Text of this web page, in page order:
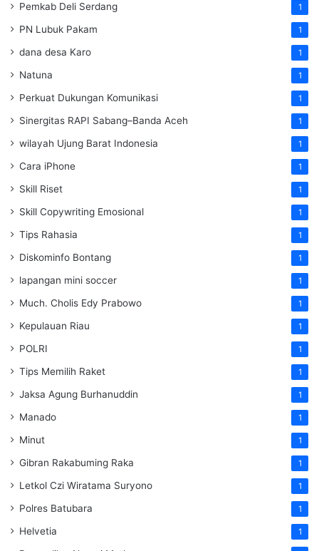
Pemkab Deli Serdang 1
PN Lubuk Pakam 1
dana desa Karo 1
Natuna 1
Perkuat Dukungan Komunikasi 1
Sinergitas RAPI Sabang–Banda Aceh 1
wilayah Ujung Barat Indonesia 1
Cara iPhone 1
Skill Riset 1
Skill Copywriting Emosional 1
Tips Rahasia 1
Diskominfo Bontang 1
lapangan mini soccer 1
Much. Cholis Edy Prabowo 1
Kepulauan Riau 1
POLRI 1
Tips Memilih Raket 1
Jaksa Agung Burhanuddin 1
Manado 1
Minut 1
Gibran Rakabuming Raka 1
Letkol Czi Wiratama Suryono 1
Polres Batubara 1
Helvetia 1